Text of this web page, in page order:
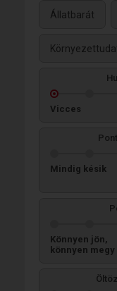
Állatbarát
Vicces
Mindig késik
Könnyen jön,
könnyen megy